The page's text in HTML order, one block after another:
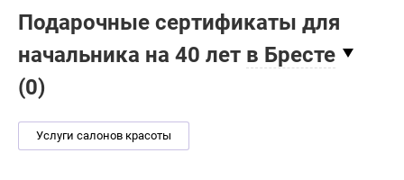
Подарочные сертификаты для
начальника на 40 лет в Бресте
(0)
Услуги салонов красоты